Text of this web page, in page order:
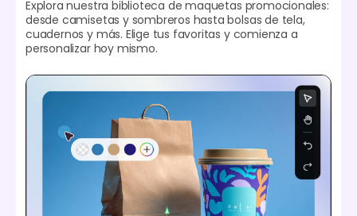
Explora nuestra biblioteca de maquetas promocionales:
desde camisetas y sombreros hasta bolsas de tela,
cuadernos y más. Elige tus favoritas y comienza a
personalizar hoy mismo.